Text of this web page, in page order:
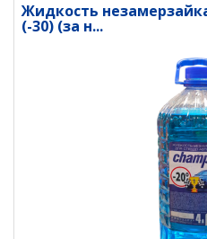
Жидкость
(-30) (за н...